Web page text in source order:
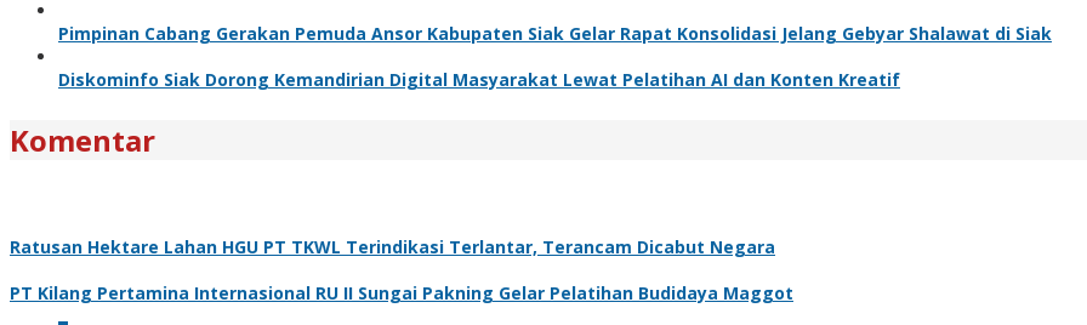
Pimpinan Cabang Gerakan Pemuda Ansor Kabupaten Siak Gelar Rapat Konsolidasi Jelang Gebyar Shalawat di Siak
Diskominfo Siak Dorong Kemandirian Digital Masyarakat Lewat Pelatihan AI dan Konten Kreatif
Komentar
Ratusan Hektare Lahan HGU PT TKWL Terindikasi Terlantar, Terancam Dicabut Negara
PT Kilang Pertamina Internasional RU II Sungai Pakning Gelar Pelatihan Budidaya Maggot